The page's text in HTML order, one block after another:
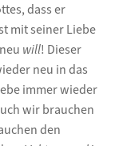
dass er
mit seiner Liebe
will! Dieser
neu in das
immer wieder
wir brauchen
den